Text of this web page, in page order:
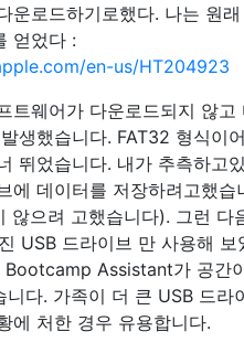
운로드하기로했다. 나는 원
얻었다 :
en-us/HT204923
트웨어가 다운로드되지 않고
생했습니다. FAT32 형식이
뛰었습니다. 내가 추측하고
에 데이터를 저장하려고했습
않으려 고했습니다). 그런 다
USB 드라이브 만 사용해 보
Bootcamp Assistant가 공간
니다. 가족이 더 큰 USB 드라
에 처한 경우 유용합니다.